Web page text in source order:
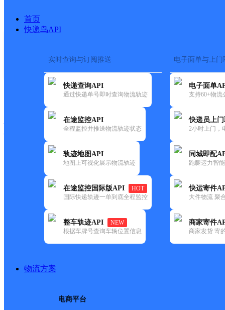
首页
快递鸟API
实时查询与订阅推送
快递查询API
通过快递单号即时查询物流轨迹
在途监控API
全程监控并推送物流轨迹状态
轨迹地图API
地图上可视化展示物流轨迹
在途监控国际版API
HOT
国际快递轨迹一单到底全程监控
整车轨迹API
NEW
根据车牌号查询车辆位置信息
电子面单与上门
电子面单
支持60+物流
快递员上
2小时上门，
同城即配
跑腿运力智
快运寄件
大件物流 聚
商家寄件
商家发货 寄
物流方案
电商平台
快运大全 快递时效
顺丰
百老泉便利店
更新时间：2021-11-26 00:00:00
所属快递：顺丰速运
所属区域：河北省-邯郸市-鸡泽县
网点地址：西边桥头
网点负责人：